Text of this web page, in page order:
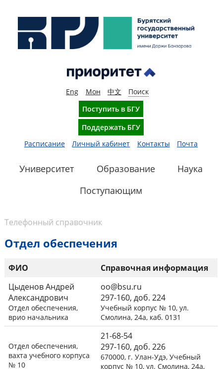
Eng Мон 中文
Поиск
Поступить в БГУ
Поддержать БГУ
Расписание
Личный кабинет Контакты Почта
Университет Образование
Наука
Поступающим
Телефонный справочник
Отдел обеспечения
ФИО
Справочная информация
Цыденов Андрей
Александрович
Отдел обеспечения,
врио начальника
oo@bsu.ru
297-160, доб. 224
Учебный корпус № 10, ул.
Смолина, 24а, каб. 0131
Отдел обеспечения,
вахта учебного корпуса
№ 10
21-68-54
297-160, доб. 226
670000, г. Улан-Удэ, Учебный
корпус № 10, ул. Смолина, 24а,